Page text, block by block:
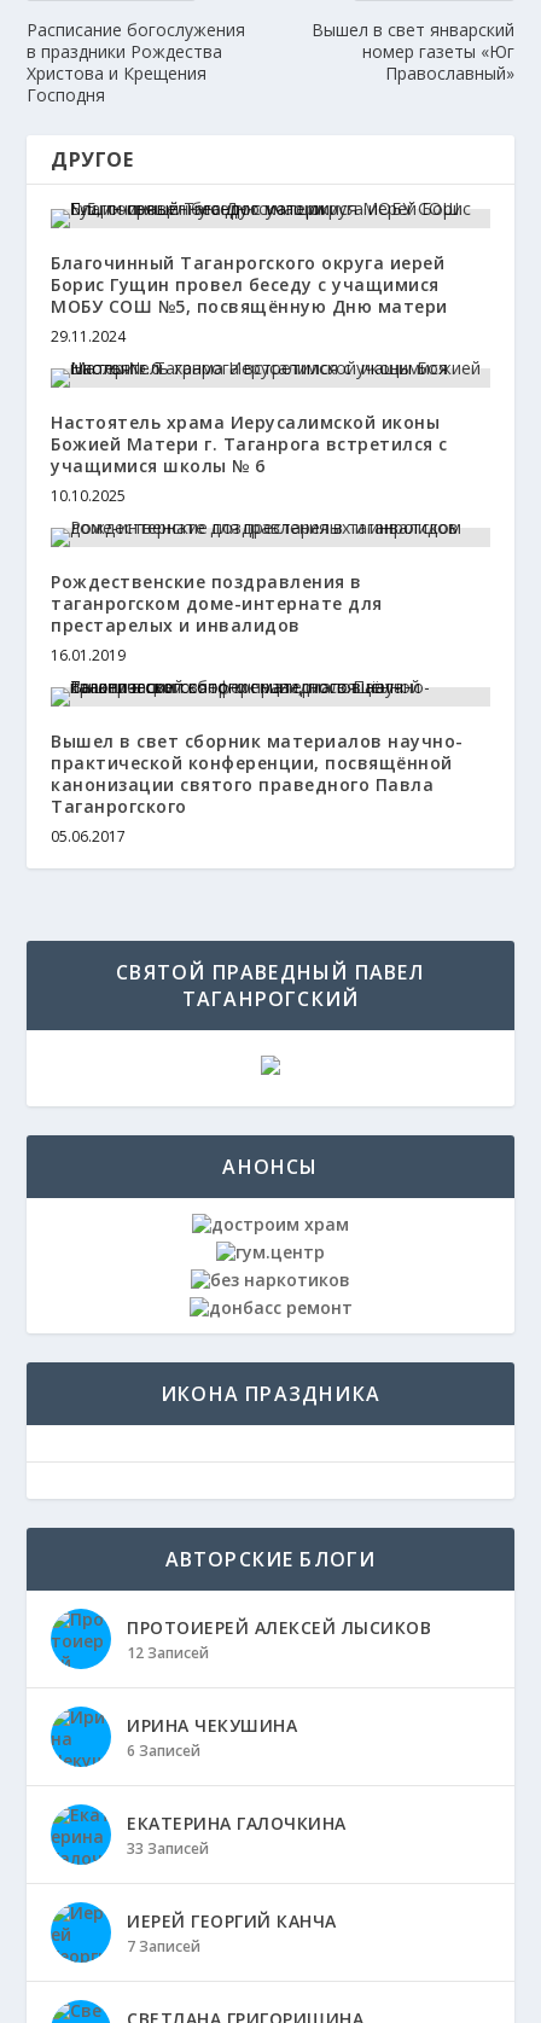
Расписание богослужения
в праздники Рождества
Христова и Крещения
Господня
Вышел в свет январский
номер газеты «Юг
Православный»
ДРУГОЕ
Благочинный Таганрогского округа иерей
Борис Гущин провел беседу с учащимися
МОБУ СОШ №5, посвящённую Дню матери
29.11.2024
Настоятель храма Иерусалимской иконы
Божией Матери г. Таганрога встретился с
учащимися школы № 6
10.10.2025
Рождественские поздравления в
таганрогском доме-интернате для
престарелых и инвалидов
16.01.2019
Вышел в свет сборник материалов научно-
практической конференции, посвящённой
канонизации святого праведного Павла
Таганрогского
05.06.2017
СВЯТОЙ ПРАВЕДНЫЙ ПАВЕЛ
ТАГАНРОГСКИЙ
АНОНСЫ
ИКОНА ПРАЗДНИКА
АВТОРСКИЕ БЛОГИ
ПРОТОИЕРЕЙ АЛЕКСЕЙ ЛЫСИКОВ
12 Записей
ИРИНА ЧЕКУШИНА
6 Записей
ЕКАТЕРИНА ГАЛОЧКИНА
33 Записей
ИЕРЕЙ ГЕОРГИЙ КАНЧА
7 Записей